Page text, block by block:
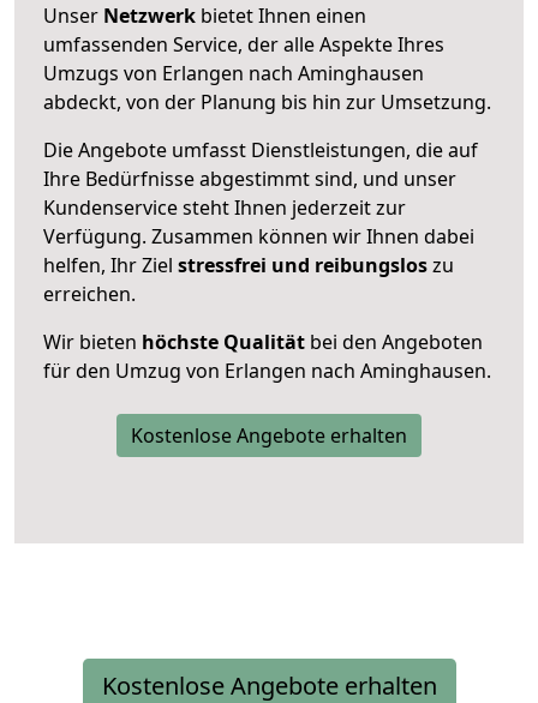
Unser Netzwerk bietet Ihnen einen
umfassenden Service, der alle Aspekte Ihres
Umzugs von Erlangen nach Aminghausen
abdeckt, von der Planung bis hin zur Umsetzung.
Die Angebote umfasst Dienstleistungen, die auf
Ihre Bedürfnisse abgestimmt sind, und unser
Kundenservice steht Ihnen jederzeit zur
Verfügung. Zusammen können wir Ihnen dabei
helfen, Ihr Ziel stressfrei und reibungsloszu
erreichen.
Wir bieten höchste Qualität bei den Angeboten
für den Umzug von Erlangen nach Aminghausen.
Kostenlose Angebote erhalten
Kostenlose Angebote erhalten